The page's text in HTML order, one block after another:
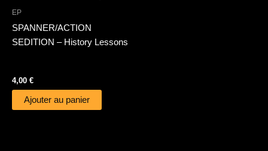
EP
SPANNER/ACTION
SEDITION – History Lessons
4,00 €
Ajouter au panier